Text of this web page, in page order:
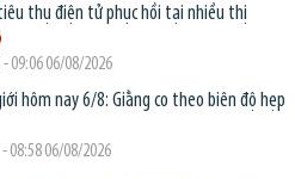
thụ điện tử phục hồi tại nhiều thị
- 09:06 06/08/2026
hôm nay 6/8: Giằng co theo biên độ hẹp
- 08:58 06/08/2026